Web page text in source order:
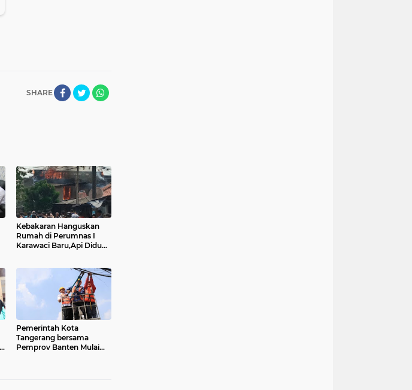
SHARE
Kebakaran Hanguskan
Rumah di Perumnas I
Karawaci Baru,Api Diduga
Pemerintah Kota
Tangerang bersama
Pemprov Banten Mulai